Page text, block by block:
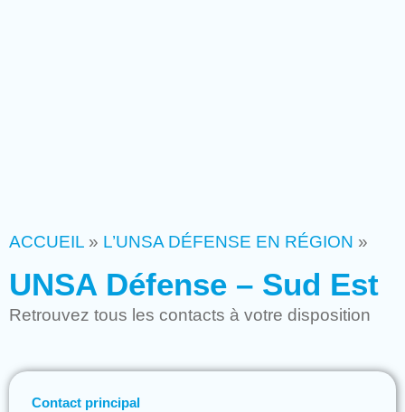
ACCUEIL » L’UNSA DÉFENSE EN RÉGION »
UNSA Défense – Sud Est
Retrouvez tous les contacts à votre disposition
Contact principal